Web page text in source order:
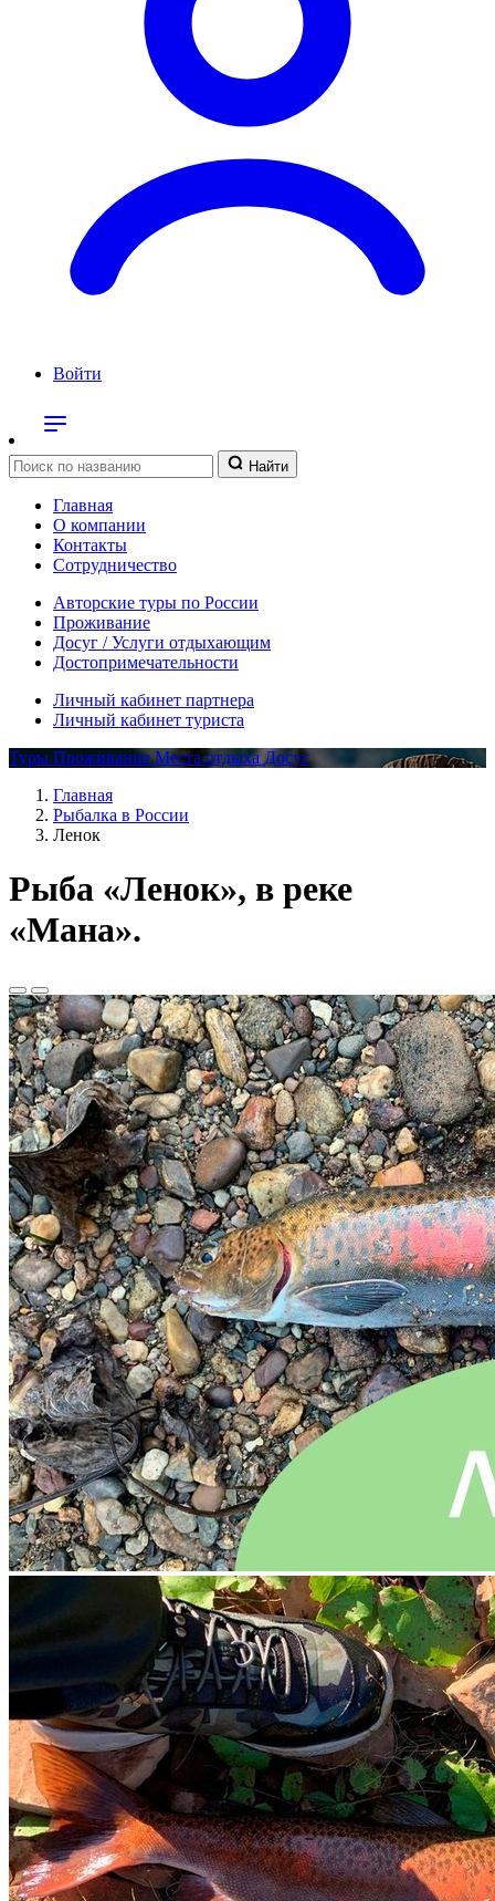
Войти
Найти
Главная
О компании
Контакты
Сотрудничество
Авторские туры по России
Проживание
Досуг / Услуги отдыхающим
Достопримечательности
Личный кабинет партнера
Личный кабинет туриста
Туры ПроживаниеМеста отдыха Досуг
Главная
Рыбалка в России
Ленок
Рыба «Ленок», в реке
«Мана».